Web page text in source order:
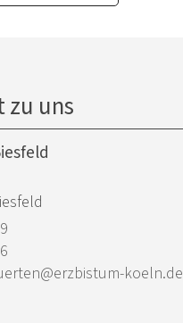
zu uns
koeln.de